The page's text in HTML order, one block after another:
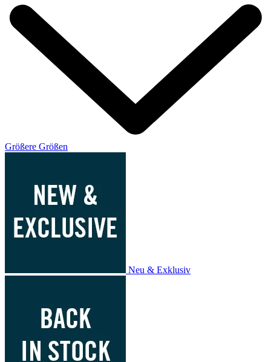
Größere Größen
Neu & Exklusiv